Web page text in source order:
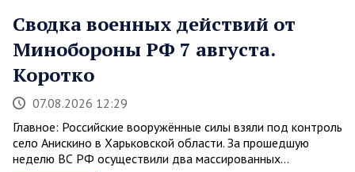
Сводка военных действий от
Минобороны РФ 7 августа.
Коротко
07.08.2026 12:29
Главное: Российские вооружённые силы взяли под контроль
село Анискино в Харьковской области. За прошедшую
неделю ВС РФ осуществили два массированных…